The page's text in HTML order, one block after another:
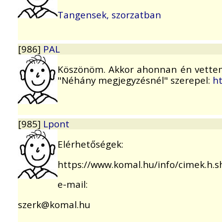
Tangensek, szorzatban
[986] PAL
Köszönöm. Akkor ahonnan én
"Néhány megjegyzésnél" szerepel:
[985] Lpont
Elérhetőségek:
https://www.komal.hu/info/
e-mail:
szerk@komal.hu